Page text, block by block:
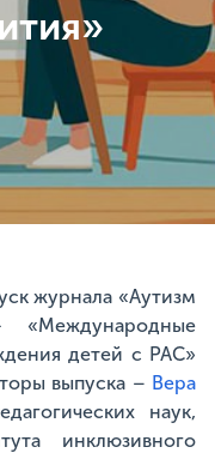
журнала «Аутизм
детей с РАС»
выпуска – Вера
наук,
инклюзивного